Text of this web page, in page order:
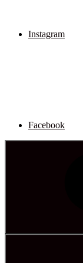
Instagram
Facebook